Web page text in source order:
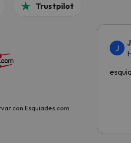
Trustpilot
con Esquiades.com
J